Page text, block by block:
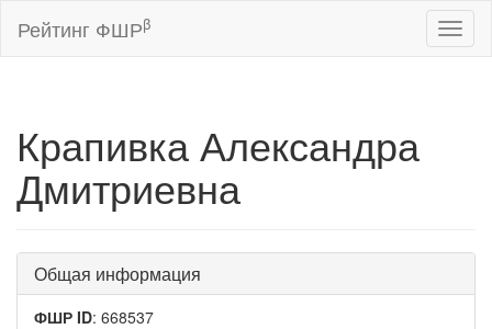
Рейтинг ФШРβ
Крапивка Александра
Дмитриевна
Общая информация
ФШР ID: 668537